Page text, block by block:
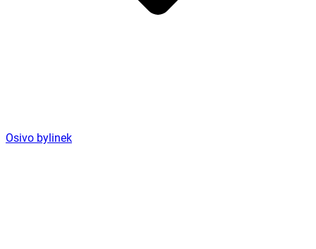
Osivo bylinek